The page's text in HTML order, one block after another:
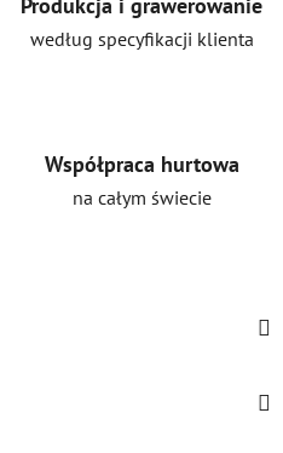
według specyfikacji klienta
Współpraca hurtowa
na całym świecie